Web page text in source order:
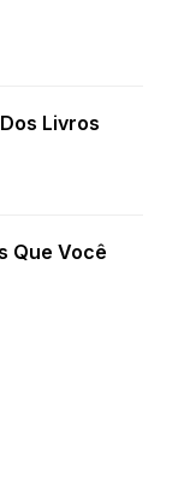
Livros
Que Você